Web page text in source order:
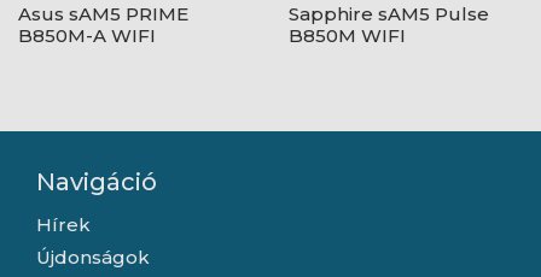
Asus sAM5 PRIME
B850M-A WIFI
Sapphire sAM5 Pulse
B850M WIFI
Navigáció
Hírek
Újdonságok